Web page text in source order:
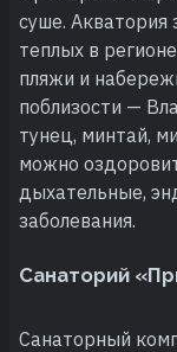
суше. Акватория
теплых в
пляжи и
поблизости —
тунец, минтай,
можно
дыхательные,
заболевания.
Санаторий
Санаторный